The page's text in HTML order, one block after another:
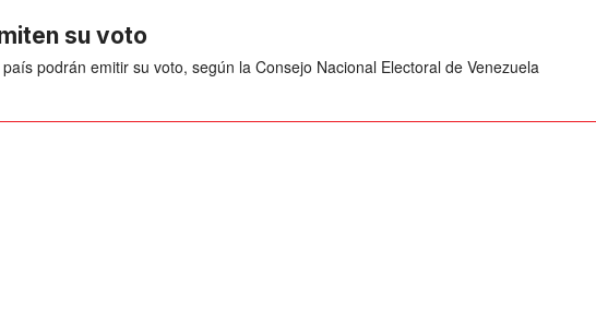
su voto
podrán emitir su voto, según la Consejo Nacional Electoral de Venezuela